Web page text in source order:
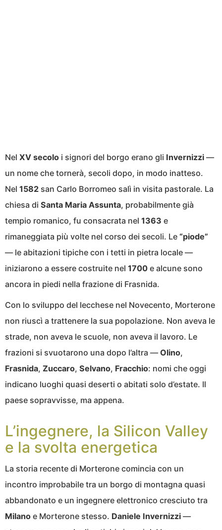
Nel XV secolo i signori del borgo erano gli Invernizzi —
un nome che tornerà, secoli dopo, in modo inatteso.
Nel 1582 san Carlo Borromeo salì in visita pastorale. La
chiesa di Santa Maria Assunta, probabilmente già
tempio romanico, fu consacrata nel 1363 e
rimaneggiata più volte nel corso dei secoli. Le “piode”
— le abitazioni tipiche con i tetti in pietra locale —
iniziarono a essere costruite nel 1700 e alcune sono
ancora in piedi nella frazione di Frasnida.
Con lo sviluppo del lecchese nel Novecento, Morterone
non riuscì a trattenere la sua popolazione. Non aveva le
strade, non aveva le scuole, non aveva il lavoro. Le
frazioni si svuotarono una dopo l’altra — Olino,
Frasnida, Zuccaro, Selvano, Fracchio: nomi che oggi
indicano luoghi quasi deserti o abitati solo d’estate. Il
paese sopravvisse, ma appena.
L’ingegnere, la Silicon Valley
e la svolta energetica
La storia recente di Morterone comincia con un
incontro improbabile tra un borgo di montagna quasi
abbandonato e un ingegnere elettronico cresciuto tra
Milano e Morterone stesso. Daniele Invernizzi —